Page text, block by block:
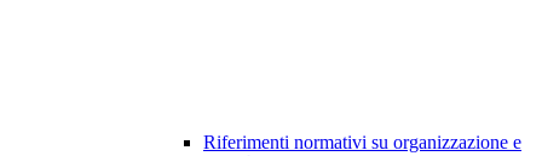
Riferimenti normativi su organizzazione e